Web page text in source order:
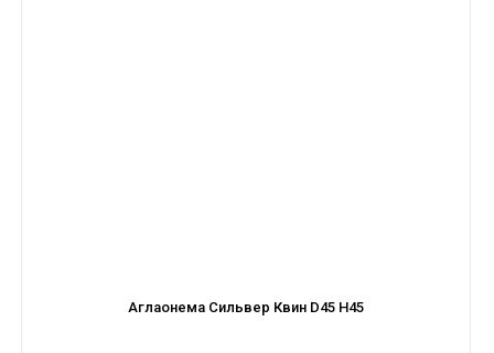
Аглаонема Сильвер Квин D45 H45